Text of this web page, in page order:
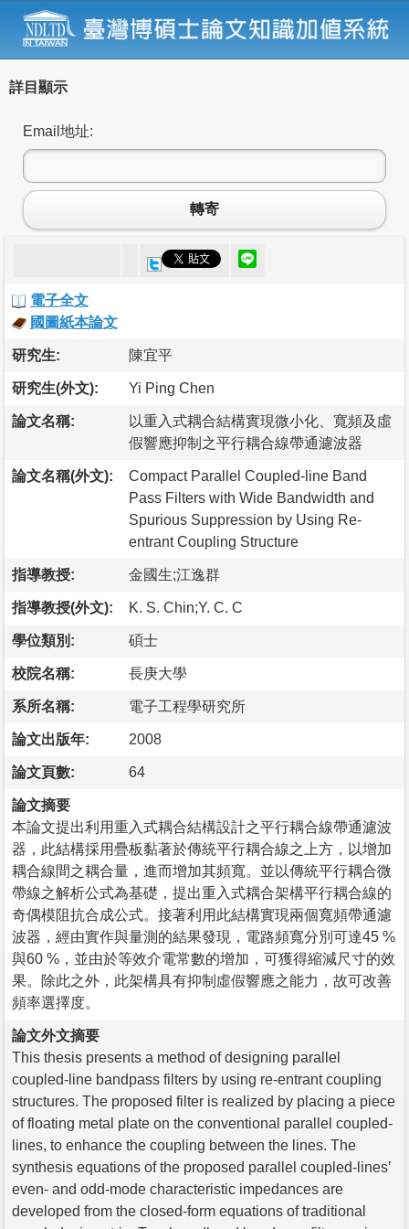
詳目顯示
Email地址:
轉寄
電子全文
國圖紙本論文
研究生: 陳宜平
研究生(外文): Yi Ping Chen
論文名稱:
以重入式耦合結構實現微小化、寬頻及虛
假響應抑制之平行耦合線帶通濾波器
論文名稱(外文):
Compact Parallel Coupled-line Band
Pass Filters with Wide Bandwidth and
Spurious Suppression by Using Re-
entrant Coupling Structure
指導教授: 金國生;江逸群
指導教授(外文): K. S. Chin;Y. C. C
學位類別: 碩士
校院名稱: 長庚大學
系所名稱: 電子工程學研究所
論文出版年: 2008
論文頁數: 64
論文摘要
本論文提出利用重入式耦合結構設計之平行耦合線帶通濾波
器，此結構採用疊板黏著於傳統平行耦合線之上方，以增加
耦合線間之耦合量，進而增加其頻寬。並以傳統平行耦合微
帶線之解析公式為基礎，提出重入式耦合架構平行耦合線的
奇偶模阻抗合成公式。接著利用此結構實現兩個寬頻帶通濾
波器，經由實作與量測的結果發現，電路頻寬分別可達45 %
與60 %，並由於等效介電常數的增加，可獲得縮減尺寸的效
果。除此之外，此架構具有抑制虛假響應之能力，故可改善
頻率選擇度。
論文外文摘要
This thesis presents a method of designing parallel
coupled-line bandpass filters by using re-entrant coupling
structures. The proposed filter is realized by placing a piece
of floating metal plate on the conventional parallel coupled-
lines, to enhance the coupling between the lines. The
synthesis equations of the proposed parallel coupled-lines’
even- and odd-mode characteristic impedances are
developed from the closed-form equations of traditional